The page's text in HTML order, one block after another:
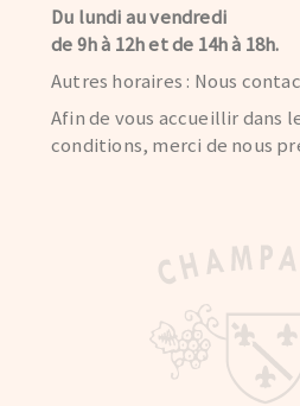
Du lundi au vendredi
de 9h à 12h et de 14h à 18h.
Autres horaires : Nous
Afin de vous accueillir dans
conditions, merci de nous